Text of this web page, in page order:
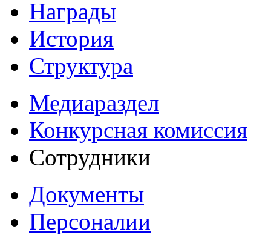
Награды
История
Структура
Медиараздел
Конкурсная комиссия
Сотрудники
Документы
Персоналии